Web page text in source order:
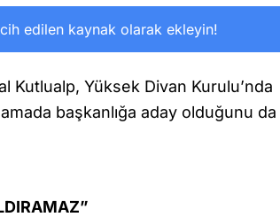
edilen kaynak olarak ekleyin!
Kutlualp, Yüksek Divan Kurulu’nda
başkanlığa aday olduğunu da